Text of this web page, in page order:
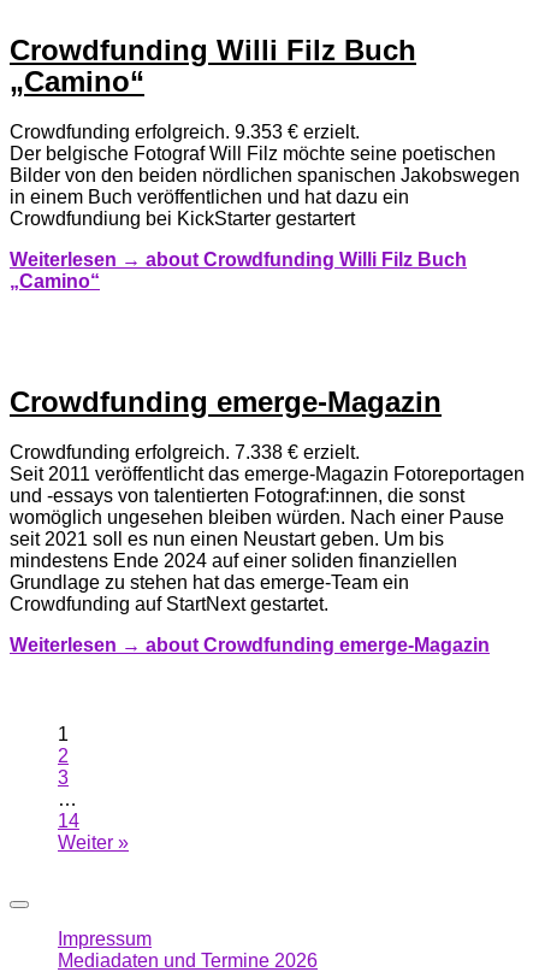
Crowdfunding Willi Filz Buch
„Camino“
Crowdfunding erfolgreich. 9.353 € erzielt.
Der belgische Fotograf Will Filz möchte seine poetischen
Bilder von den beiden nördlichen spanischen Jakobswegen
in einem Buch veröffentlichen und hat dazu ein
Crowdfundiung bei KickStarter gestartert
Weiterlesen → about Crowdfunding Willi Filz Buch
„Camino“
Crowdfunding emerge-Magazin
Crowdfunding erfolgreich. 7.338 € erzielt.
Seit 2011 veröffentlicht das emerge-Magazin Fotoreportagen
und -essays von talentierten Fotograf:innen, die sonst
womöglich ungesehen bleiben würden. Nach einer Pause
seit 2021 soll es nun einen Neustart geben. Um bis
mindestens Ende 2024 auf einer soliden finanziellen
Grundlage zu stehen hat das emerge-Team ein
Crowdfunding auf StartNext gestartet.
Weiterlesen → about Crowdfunding emerge-Magazin
1
2
3
…
14
Weiter »
Impressum
Mediadaten und Termine 2026